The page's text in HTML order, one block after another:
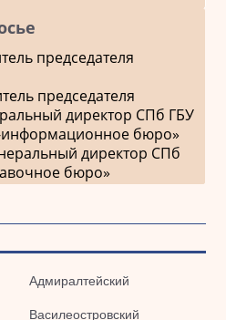
председателя
председателя
директор СПб ГБУ
информационное бюро»
директор СПб
бюро»
Адмиралтейский
Василеостровский